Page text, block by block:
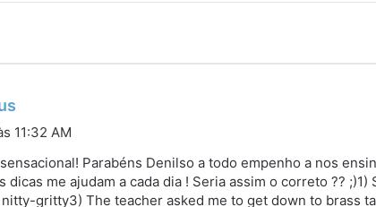
i
s
e
11:32 AM
Parabéns Denilso a todo empenho a nos
dicas me ajudam a cada dia ! Seria assim o correto ??
gritty3) The teacher asked me to get down to brass